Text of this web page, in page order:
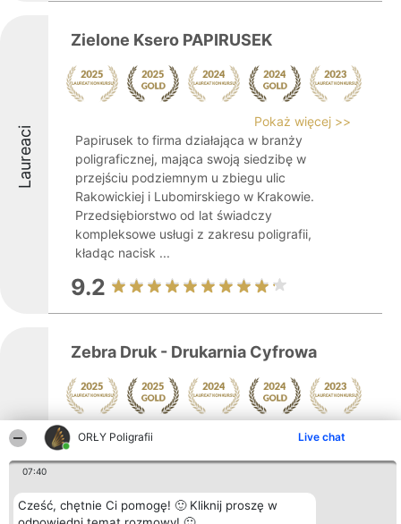
ORŁY Poligrafii Live chat
07:40
Cześć, chętnie Ci pomogę! 🙂 Kliknij proszę w
Laureaci
Zielone Ksero PAPIRUSEK
Pokaż więcej >>
Papirusek to firma działająca w branży
poligraficznej, mająca swoją siedzibę w
przejściu podziemnym u zbiegu ulic
Rakowickiej i Lubomirskiego w Krakowie.
Przedsiębiorstwo od lat świadczy
kompleksowe usługi z zakresu poligrafii,
kładąc nacisk ...
9.2
Laureaci
Zebra Druk - Drukarnia Cyfrowa
Pokaż więcej >>
specjalizująca się w świadczeniu
szerokiego zakresu usług poligraficznych